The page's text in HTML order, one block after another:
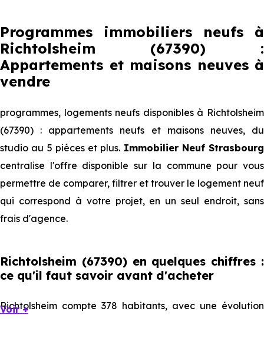
Programmes immobiliers neufs à
Richtolsheim (67390) :
Appartements et maisons neuves à
vendre
programmes, logements neufs disponibles à Richtolsheim
(67390) : appartements neufs et maisons neuves, du
studio au 5 pièces et plus. Immobilier Neuf Strasbourg
centralise l'offre disponible sur la commune pour vous
permettre de comparer, filtrer et trouver le logement neuf
qui correspond à votre projet, en un seul endroit, sans
frais d'agence.
Richtolsheim (67390) en quelques chiffres :
ce qu'il faut savoir avant d'acheter
Richtolsheim compte 378 habitants, avec une évolution
Voir +